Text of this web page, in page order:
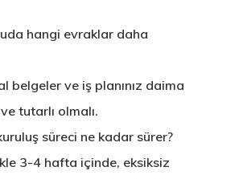
hangi evraklar daha
belgeler ve iş planınız daima
tutarlı olmalı.
süreci ne kadar sürer?
3-4 hafta içinde, eksiksiz
Golden Visa